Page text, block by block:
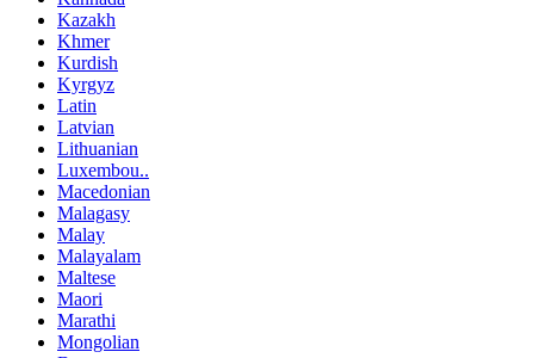
Kazakh
Khmer
Kurdish
Kyrgyz
Latin
Latvian
Lithuanian
Luxembou..
Macedonian
Malagasy
Malay
Malayalam
Maltese
Maori
Marathi
Mongolian